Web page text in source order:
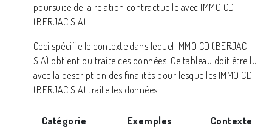
poursuite de la relation contractuelle avec IMMO CD
(BERJAC S.A).
Ceci spécifie le contexte dans lequel IMMO CD (BERJAC
S.A) obtient ou traite ces données. Ce tableau doit être lu
avec la description des finalités pour lesquelles IMMO CD
(BERJAC S.A) traite les données.
Catégorie Exemples Contexte